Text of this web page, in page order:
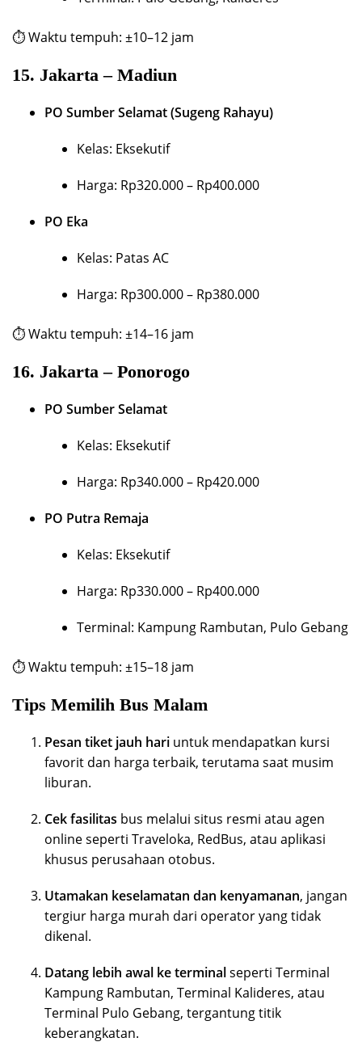
⏱ Waktu tempuh: ±10–12 jam
15. Jakarta – Madiun
PO Sumber Selamat (Sugeng Rahayu)
Kelas: Eksekutif
Harga: Rp320.000 – Rp400.000
PO Eka
Kelas: Patas AC
Harga: Rp300.000 – Rp380.000
⏱ Waktu tempuh: ±14–16 jam
16. Jakarta – Ponorogo
PO Sumber Selamat
Kelas: Eksekutif
Harga: Rp340.000 – Rp420.000
PO Putra Remaja
Kelas: Eksekutif
Harga: Rp330.000 – Rp400.000
Terminal: Kampung Rambutan, Pulo Gebang
⏱ Waktu tempuh: ±15–18 jam
Tips Memilih Bus Malam
Pesan tiket jauh hari untuk mendapatkan kursi
favorit dan harga terbaik, terutama saat musim
liburan.
Cek fasilitas bus melalui situs resmi atau agen
online seperti Traveloka, RedBus, atau aplikasi
khusus perusahaan otobus.
Utamakan keselamatan dan kenyamanan, jangan
tergiur harga murah dari operator yang tidak
dikenal.
Datang lebih awal ke terminalseperti Terminal
Kampung Rambutan, Terminal Kalideres, atau
Terminal Pulo Gebang, tergantung titik
keberangkatan.